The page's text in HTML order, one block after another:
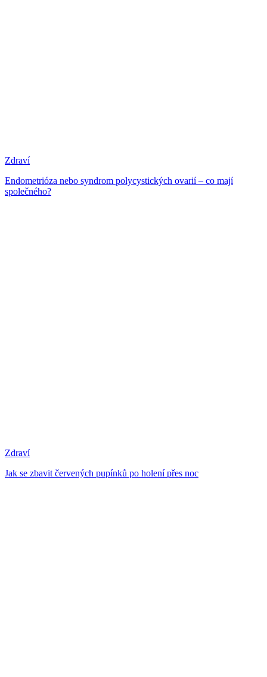
Zdraví
Endometrióza nebo syndrom polycystických ovarií – co mají
společného?
Zdraví
Jak se zbavit červených pupínků po holení přes noc